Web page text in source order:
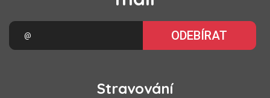
ODEBÍRAT
Stravování